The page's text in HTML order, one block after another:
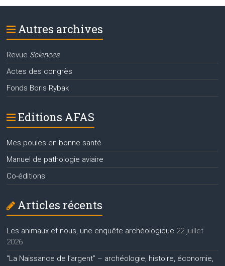
Autres archives
Revue Sciences
Actes des congrès
Fonds Boris Rybak
Editions AFAS
Mes poules en bonne santé
Manuel de pathologie aviaire
Co-éditions
Articles récents
Les animaux et nous, une enquête archéologique 22 juillet
2026
“La Naissance de l’argent” – archéologie, histoire, économie,